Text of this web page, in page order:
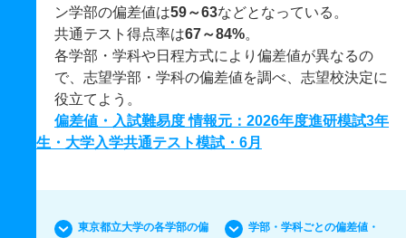
ン学部の偏差値は59～63などとなっている。
共通テスト得点率は67～84%。
各学部・学科や日程方式により偏差値が異なるの
で、志望学部・学科の偏差値を調べ、志望校決定に
役立てよう。
偏差値・入試難易度 情報元：2026年度進研模試3年
生・大学入学共通テスト模試・6月
東京都立大学の各学部の偏
学部・学科ごとの偏差値・